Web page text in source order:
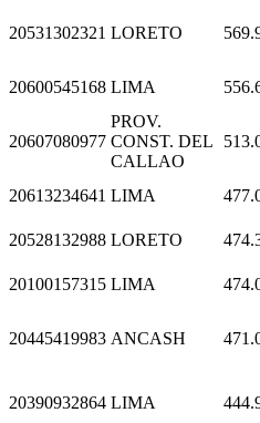
20531302321 LORETO
20600545168 LIMA
20607080977
PROV.
CONST. DEL
CALLAO
20613234641 LIMA
20528132988 LORETO
20100157315 LIMA
20445419983 ANCASH
20390932864 LIMA